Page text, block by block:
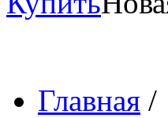
Главная /